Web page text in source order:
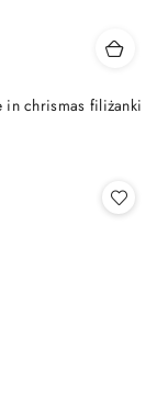
in chrismas filiżanki